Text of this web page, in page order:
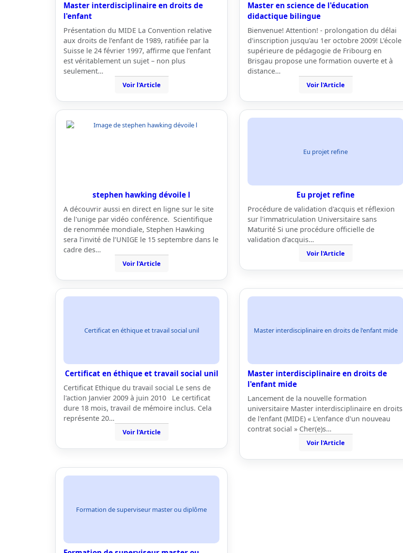
Master interdisciplinaire en droits de
l'enfant
Présentation du MIDE La Convention relative
aux droits de l’enfant de 1989, ratifiée par la
Suisse le 24 février 1997, affirme que l’enfant
est véritablement un sujet – non plus
seulement…
Voir l'Article
Master en science de l'éducation
didactique bilingue
Bienvenue! Attention! - prolongation du délai
d'inscription jusqu'au 1er octobre 2009! L’école
supérieure de pédagogie de Fribourg en
Brisgau propose une formation ouverte et à
distance…
Voir l'Article
stephen hawking dévoile l
A découvrir aussi en direct en ligne sur le site
de l'unige par vidéo conférence. Scientifique
de renommée mondiale, Stephen Hawking
sera l’invité de l’UNIGE le 15 septembre dans le
cadre des…
Voir l'Article
Eu projet refine
Eu projet refine
Procédure de validation d'acquis et réflexion
sur l'immatriculation Universitaire sans
Maturité Si une procédure officielle de
validation d’acquis…
Voir l'Article
Certificat en éthique et travail social unil
Certificat en éthique et travail social unil
Certificat Ethique du travail social Le sens de
l'action Janvier 2009 à juin 2010 Le certificat
dure 18 mois, travail de mémoire inclus. Cela
représente 20…
Voir l'Article
Master interdisciplinaire en droits de l'enfant mide
Master interdisciplinaire en droits de
l'enfant mide
Lancement de la nouvelle formation
universitaire Master interdisciplinaire en droits
de l'enfant (MIDE) « L'enfance d'un nouveau
contrat social » Cher(e)s…
Voir l'Article
Formation de superviseur master ou diplôme